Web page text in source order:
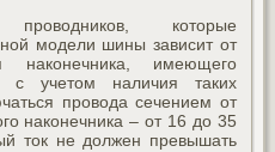
которые
модели шины зависит от
наконечника, имеющего
с учетом наличия таких
провода сечением от
наконечника – от 16 до 35
ток не должен превышать